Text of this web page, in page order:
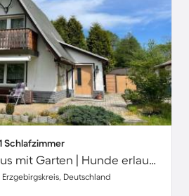
Schlafzimmer
Schönes Ferienhaus mit Garten | Hunde erlaubt
Deutschland